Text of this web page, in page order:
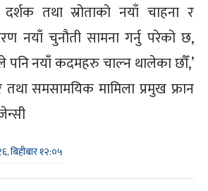
तथा स्रोताको नयाँ चाहना र
नयाँ चुनौती सामना गर्नु परेको छ,
पनि नयाँ कदमहरु चाल्न थालेका छौँ,’
तथा समसामयिक मामिला प्रमुख फ्रान
बिहीबार १२:०५